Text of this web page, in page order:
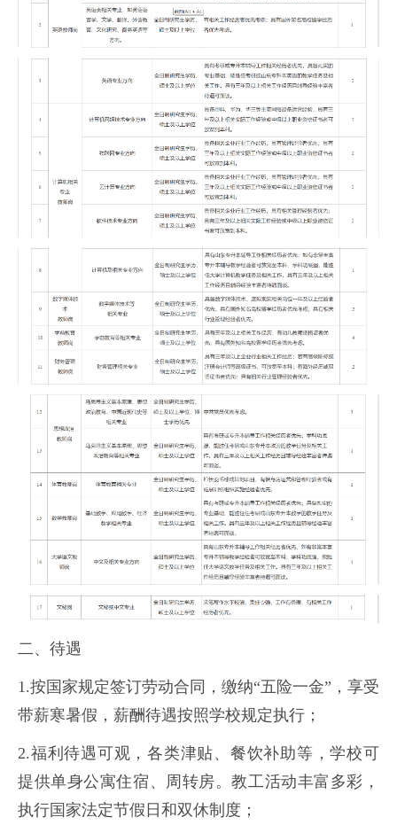
二、待遇
1.按国家规定签订劳动合同，缴纳“五险一金”，享受
带薪寒暑假，薪酬待遇按照学校规定执行；
2.福利待遇可观，各类津贴、餐饮补助等，学校可
提供单身公寓住宿、周转房。教工活动丰富多彩，
执行国家法定节假日和双休制度；